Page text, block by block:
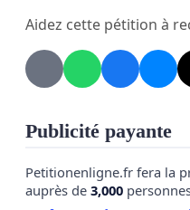
rendant les
Nous lançons cette
révision et un
transport en commun
besoins des résidents
Aidez cette pétition à
Publicité payante
Petitionenligne.fr fera la
auprès de 3,000